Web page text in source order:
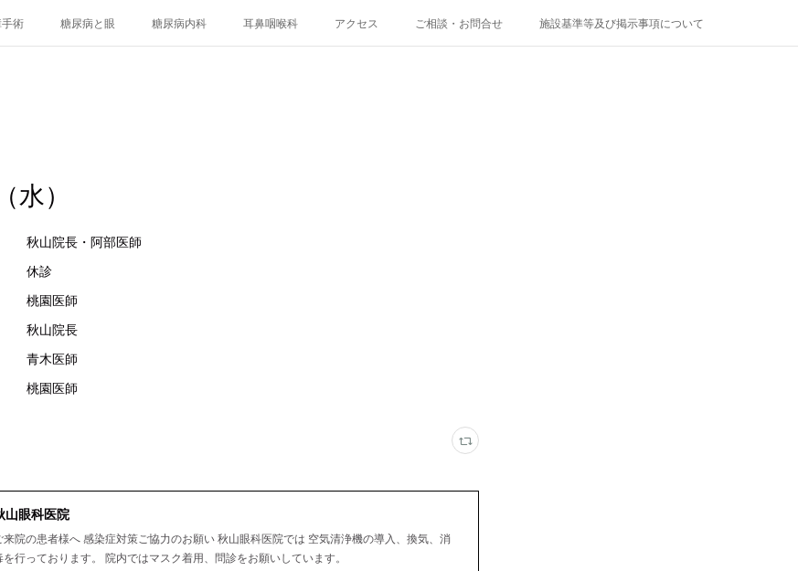
術 糖尿病と眼 糖尿病内科 耳鼻咽喉科 アクセス ご相談・お問合せ 施設基準等及び掲示事項について
水）
秋山院長・阿部医師
休診
園医師
秋山院長
木医師
園医師
山眼科医院
来院の患者様へ 感染症対策ご協力のお願い 秋山眼科医院では 空気清浄機の導入、換気、消
を行っております。 院内ではマスク着用、問診をお願いしています。